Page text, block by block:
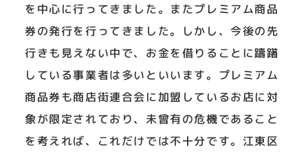
を中心に行ってきました。またプレミアム商品
券の発行を行ってきました。しかし、今後の先
行きも見えない中で、お金を借りることに躊躇
している事業者は多いといいます。プレミアム
商品券も商店街連合会に加盟しているお店に対
象が限定されており、未曾有の危機であること
を考えれば、これだけでは不十分です。江東区